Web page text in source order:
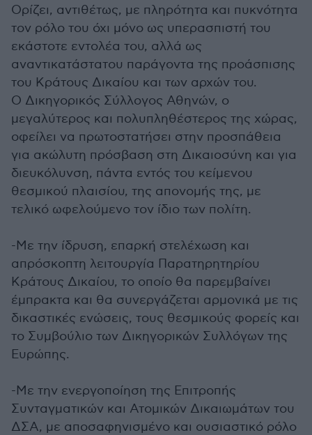
Ορίζει, αντιθέτως, με πληρότητα και πυκνότητα
τον ρόλο του όχι μόνο ως υπερασπιστή του
εκάστοτε εντολέα του, αλλά ως
αναντικατάστατου παράγοντα της προάσπισης
του Κράτους Δικαίου και των αρχών του.
Ο Δικηγορικός Σύλλογος Αθηνών, ο
μεγαλύτερος και πολυπληθέστερος της χώρας,
οφείλει να πρωτοστατήσει στην προσπάθεια
για ακώλυτη πρόσβαση στη Δικαιοσύνη και για
διευκόλυνση, πάντα εντός του κείμενου
θεσμικού πλαισίου, της απονομής της, με
τελικό ωφελούμενο τον ίδιο των πολίτη.
-Με την ίδρυση, επαρκή στελέχωση και
απρόσκοπτη λειτουργία Παρατηρητηρίου
Κράτους Δικαίου, το οποίο θα παρεμβαίνει
έμπρακτα και θα συνεργάζεται αρμονικά με τις
δικαστικές ενώσεις, τους θεσμικούς φορείς και
το Συμβούλιο των Δικηγορικών Συλλόγων της
Ευρώπης.
-Με την ενεργοποίηση της Επιτροπής
Συνταγματικών και Ατομικών Δικαιωμάτων του
ΔΣΑ, με αποσαφηνισμένο και ουσιαστικό ρόλο